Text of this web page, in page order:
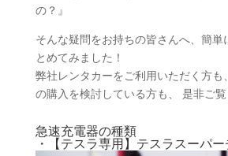
の？』
そんな疑問をお持ちの皆さんへ、簡単
とめてみました！
弊社レンタカーをご利用いただく方も
の購入を検討している方も、 是非ご覧
急速充電器の種類
・【テスラ専用】テスラスーパ